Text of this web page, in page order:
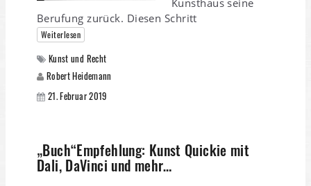
Kunsthaus seine
Berufung zurück. Diesen Schritt
Weiterlesen
Kunst und Recht
Robert Heidemann
21. Februar 2019
„Buch“Empfehlung: Kunst Quickie mit
Dali, DaVinci und mehr…